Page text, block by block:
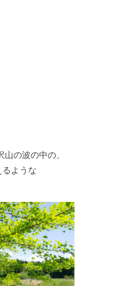
の波の中の、
ような